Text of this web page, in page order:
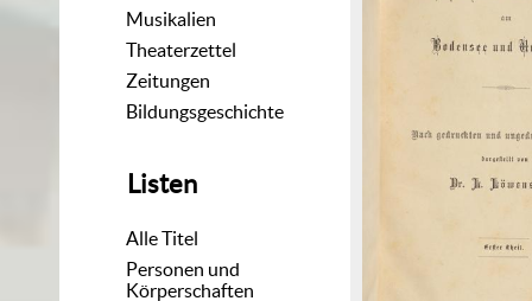
Musikalien
Theaterzettel
Zeitungen
Bildungsgeschichte
Listen
Alle Titel
Personen und
Körperschaften